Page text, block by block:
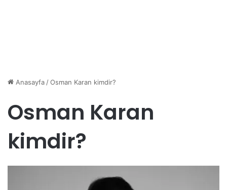
Anasayfa/Osman Karan kimdir?
Osman Karan
kimdir?